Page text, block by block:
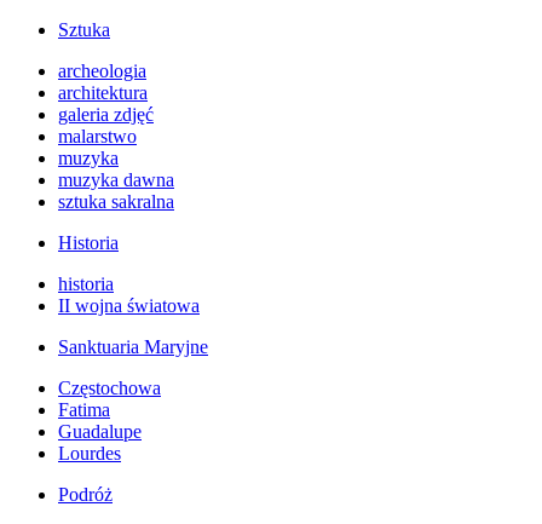
Sztuka
archeologia
architektura
galeria zdjęć
malarstwo
muzyka
muzyka dawna
sztuka sakralna
Historia
historia
II wojna światowa
Sanktuaria Maryjne
Częstochowa
Fatima
Guadalupe
Lourdes
Podróż